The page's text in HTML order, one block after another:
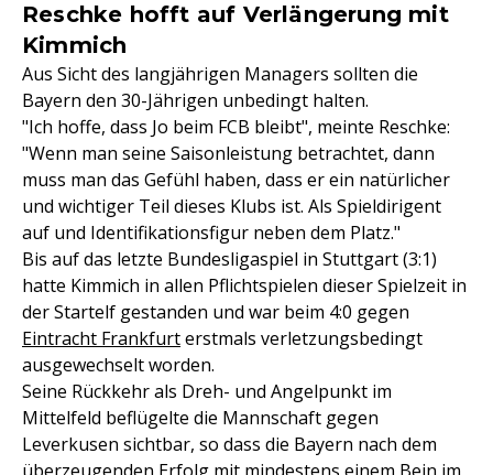
Reschke hofft auf Verlängerung mit
Kimmich
Aus Sicht des langjährigen Managers sollten die
Bayern den 30-Jährigen unbedingt halten.
"Ich hoffe, dass Jo beim FCB bleibt", meinte Reschke:
"Wenn man seine Saisonleistung betrachtet, dann
muss man das Gefühl haben, dass er ein natürlicher
und wichtiger Teil dieses Klubs ist. Als Spieldirigent
auf und Identifikationsfigur neben dem Platz."
Bis auf das letzte Bundesligaspiel in Stuttgart (3:1)
hatte Kimmich in allen Pflichtspielen dieser Spielzeit in
der Startelf gestanden und war beim 4:0 gegen
Eintracht Frankfurterstmals verletzungsbedingt
ausgewechselt worden.
Seine Rückkehr als Dreh- und Angelpunkt im
Mittelfeld beflügelte die Mannschaft gegen
Leverkusen sichtbar, so dass die Bayern nach dem